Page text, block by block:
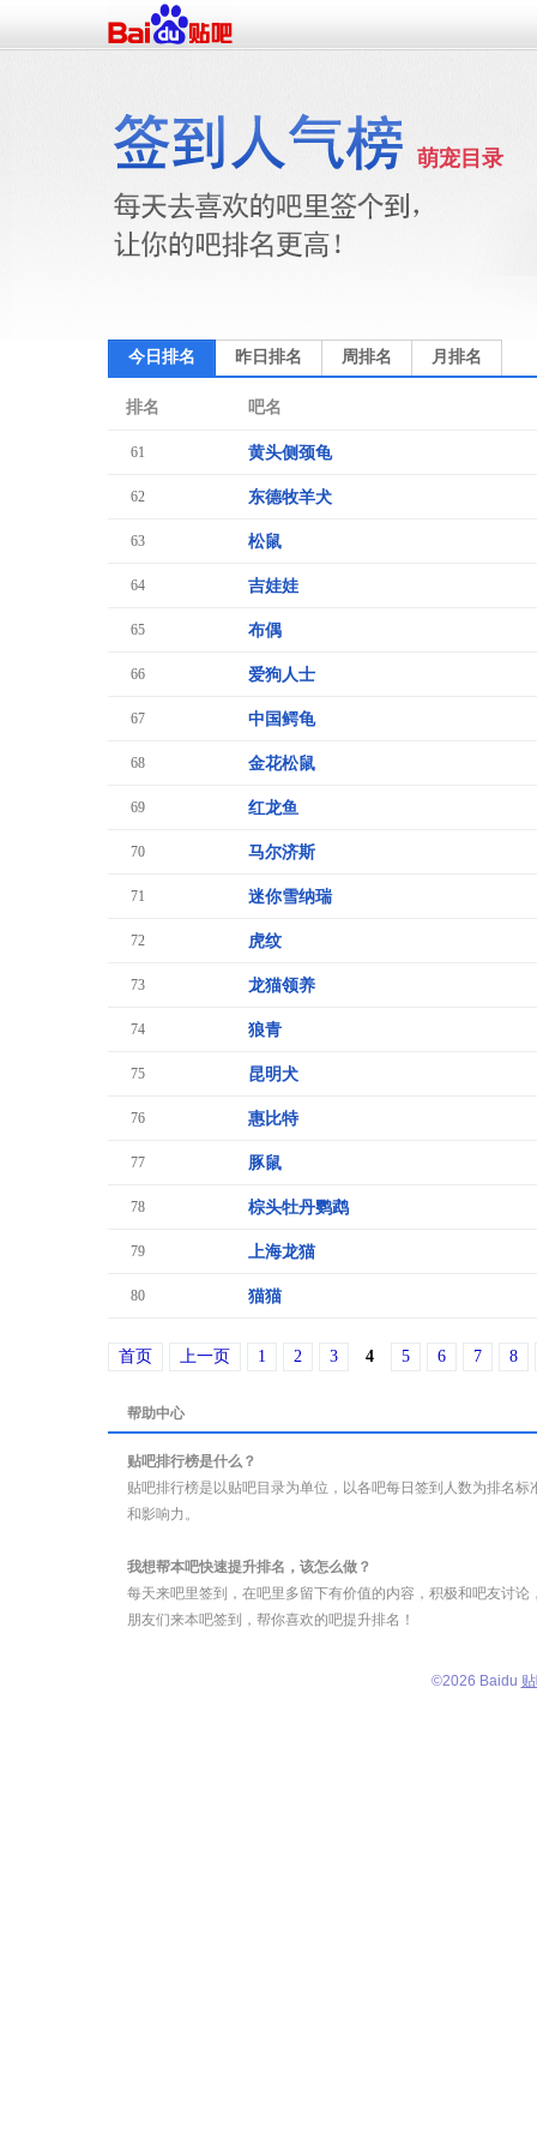
萌宠目录
今日排名 昨日排名 周排名 月排名
排名 吧名
61 黄头侧颈龟
62 东德牧羊犬
63 松鼠
64 吉娃娃
65 布偶
66 爱狗人士
67 中国鳄龟
68 金花松鼠
69 红龙鱼
70 马尔济斯
71 迷你雪纳瑞
72 虎纹
73 龙猫领养
74 狼青
75 昆明犬
76 惠比特
77 豚鼠
78 棕头牡丹鹦鹉
79 上海龙猫
80 猫猫
首页 上一页 1 2 3 4 5 6 7 8
帮助中心
贴吧排行榜是什么？
贴吧排行榜是以贴吧目录为单位，以各吧每日签到人数为排名
和影响力。
我想帮本吧快速提升排名，该怎么做？
每天来吧里签到，在吧里多留下有价值的内容，积极和吧友讨
朋友们来本吧签到，帮你喜欢的吧提升排名！
©2026 Baidu